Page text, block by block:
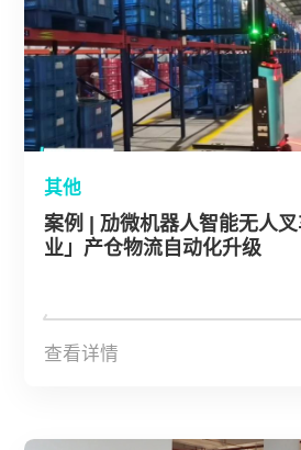
其他
案例 | 劢微机器人智能无人
业」产仓物流自动化升级
查看详情